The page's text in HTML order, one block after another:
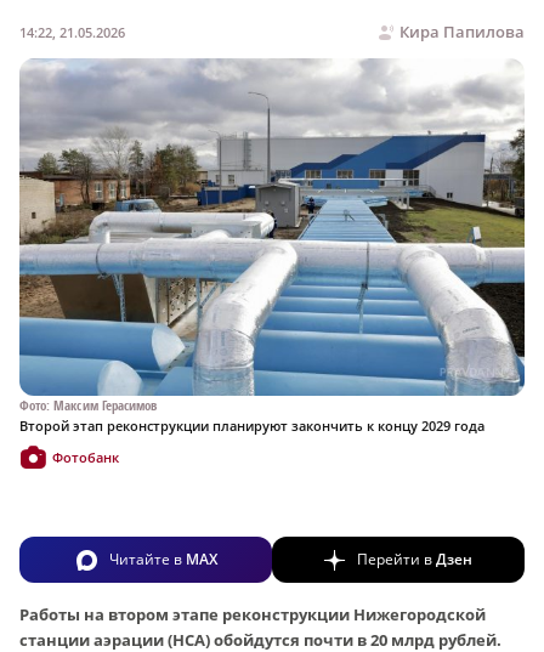
Кира Папилова
14:22, 21.05.2026
Фото: Максим Герасимов
Второй этап реконструкции планируют закончить к концу 2029 года
Фотобанк
Читайте в MAX Перейти вДзен
Работы на втором этапе реконструкции Нижегородской
станции аэрации (НСА) обойдутся почти в 20 млрд рублей.